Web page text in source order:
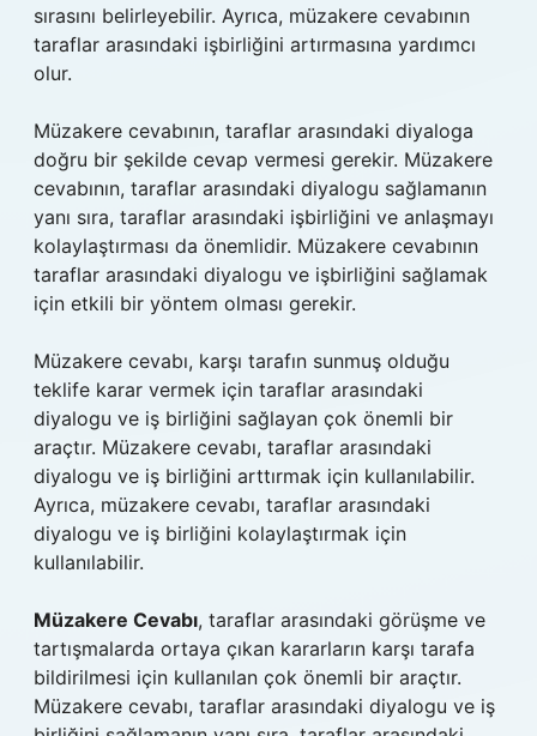
sırasını belirleyebilir. Ayrıca, müzakere cevabının
taraflar arasındaki işbirliğini artırmasına yardımcı
olur.
Müzakere cevabının, taraflar arasındaki diyaloga
doğru bir şekilde cevap vermesi gerekir. Müzakere
cevabının, taraflar arasındaki diyalogu sağlamanın
yanı sıra, taraflar arasındaki işbirliğini ve anlaşmayı
kolaylaştırması da önemlidir. Müzakere cevabının
taraflar arasındaki diyalogu ve işbirliğini sağlamak
için etkili bir yöntem olması gerekir.
Müzakere cevabı, karşı tarafın sunmuş olduğu
teklife karar vermek için taraflar arasındaki
diyalogu ve iş birliğini sağlayan çok önemli bir
araçtır. Müzakere cevabı, taraflar arasındaki
diyalogu ve iş birliğini arttırmak için kullanılabilir.
Ayrıca, müzakere cevabı, taraflar arasındaki
diyalogu ve iş birliğini kolaylaştırmak için
kullanılabilir.
Müzakere Cevabı, taraflar arasındaki görüşme ve
tartışmalarda ortaya çıkan kararların karşı tarafa
bildirilmesi için kullanılan çok önemli bir araçtır.
Müzakere cevabı, taraflar arasındaki diyalogu ve iş